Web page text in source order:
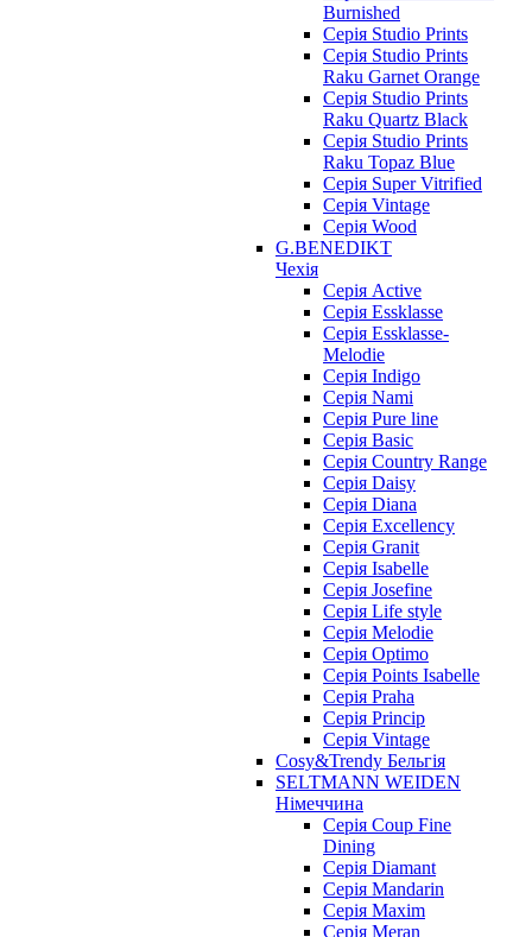
Burnished
Серія Studio Prints
Серія Studio Prints
Raku Garnet Orange
Серія Studio Prints
Raku Quartz Black
Серія Studio Prints
Raku Topaz Blue
Серія Super Vitrified
Серія Vintage
Серія Wood
G.BENEDIKT
Чехія
Cерія Active
Cерія Essklasse
Cерія Essklasse-
Melodie
Cерія Indigo
Cерія Nami
Cерія Pure line
Серія Basic
Серія Country Range
Серія Daisy
Серія Diana
Серія Excellency
Серія Granit
Серія Isabelle
Серія Josefine
Серія Life style
Серія Melodie
Серія Optimo
Серія Points Isabelle
Серія Praha
Серія Princip
Серія Vintage
Cosy&Trendy Бельгія
SELTMANN WEIDEN
Німеччина
Cерія Coup Fine
Dining
Cерія Diamant
Cерія Mandarin
Cерія Maxim
Серія Meran